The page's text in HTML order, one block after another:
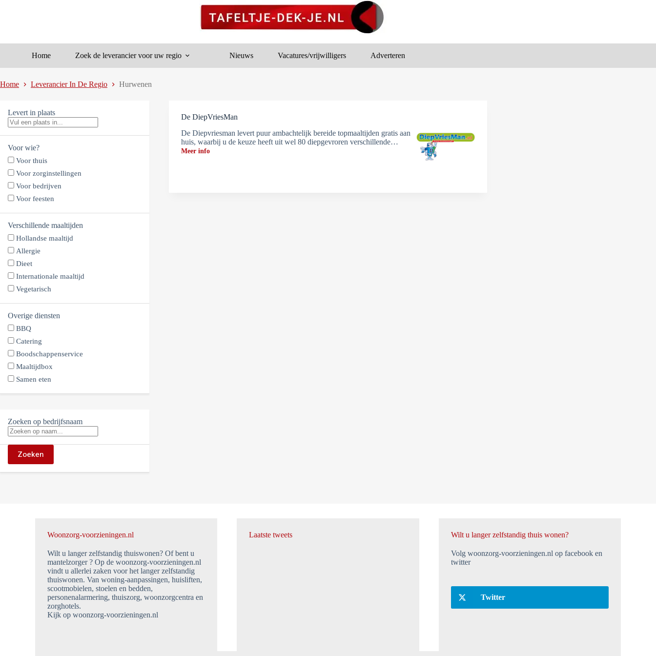
Home Zoek de leverancier voor uw regio Nieuws Vacatures/vrijwilligers Adverteren
Home Leverancier In De Regio Hurwenen
Levert in plaats
Voor wie?
Voor thuis
Voor zorginstellingen
Voor bedrijven
Voor feesten
Verschillende maaltijden
Hollandse maaltijd
Allergie
Dieet
Internationale maaltijd
Vegetarisch
Overige diensten
BBQ
Catering
Boodschappenservice
Maaltijdbox
Samen eten
Zoeken op bedrijfsnaam
Zoeken
De DiepVriesMan
De Diepvriesman levert puur ambachtelijk bereide topmaaltijden gratis aan
huis, waarbij u de keuze heeft uit wel 80 diepgevroren verschillende…
Meer info
Woonzorg-voorzieningen.nl
Wilt u langer zelfstandig thuiswonen? Of bent u
mantelzorger ? Op de woonzorg-voorzieningen.nl
vindt u allerlei zaken voor het langer zelfstandig
thuiswonen. Van woning-aanpassingen, huisliften,
scootmobielen, stoelen en bedden,
personenalarmering, thuiszorg, woonzorgcentra en
zorghotels.
Kijk op woonzorg-voorzieningen.nl
Laatste tweets Wilt u langer zelfstandig thuis wonen?
Volg woonzorg-voorzieningen.nl op facebook en
twitter
Twitter